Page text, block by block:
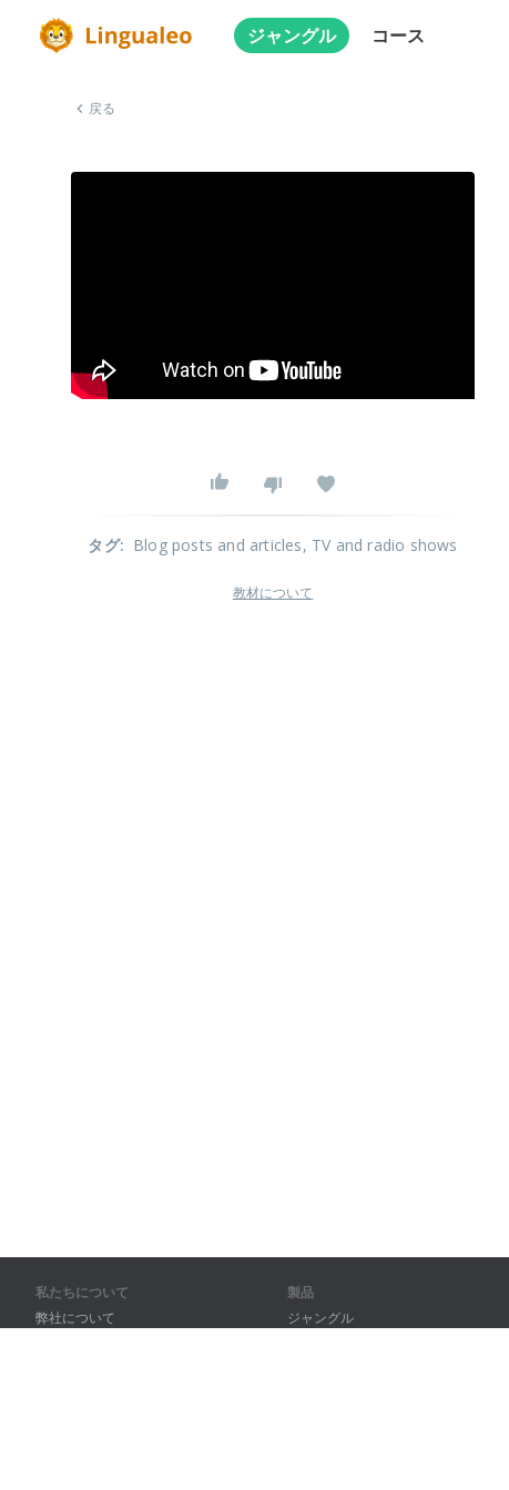
ジャングル コース
戻る
タグ: Blog posts and articles, TV and radio shows
教材について
私たちについて
弊社について
製品
ジャングル